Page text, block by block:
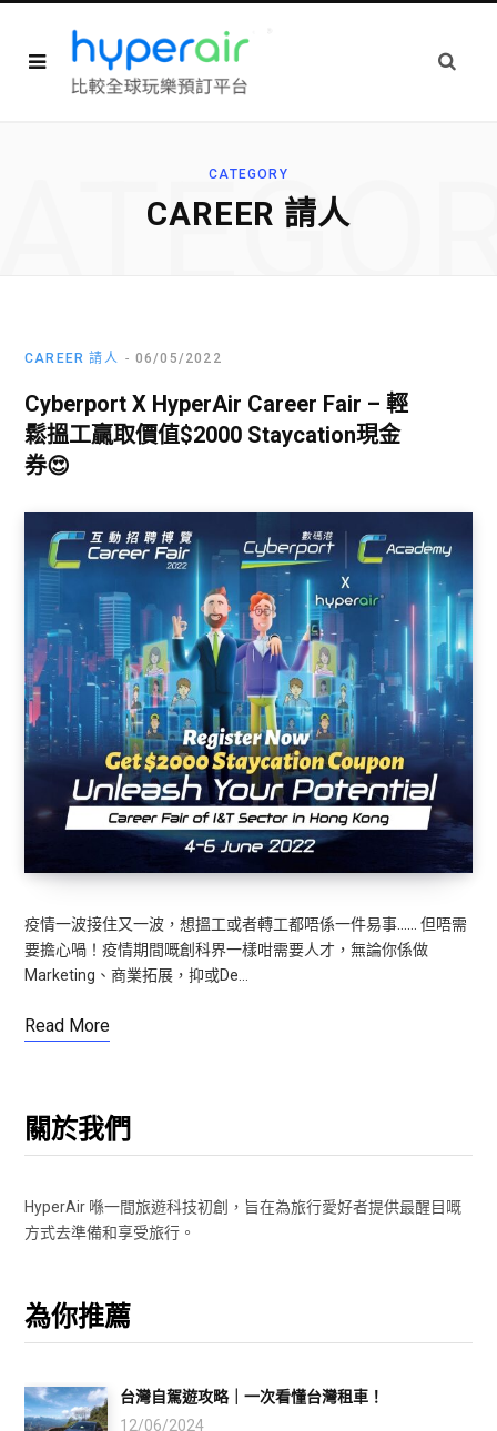
CATEGORY
CAREER 請人
CAREER 請人 06/05/2022
Cyberport X HyperAir Career Fair – 輕
鬆搵工贏取價值$2000 Staycation現金
券😍
疫情一波接住又一波，想搵工或者轉工都唔係一件易事…… 但唔需
要擔心喎！疫情期間嘅創科界一樣咁需要人才，無論你係做
Marketing、商業拓展，抑或De…
Read More
關於我們
HyperAir 喺一間旅遊科技初創，旨在為旅行愛好者提供最醒目嘅
方式去準備和享受旅行。
為你推薦
台灣自駕遊攻略｜一次看懂台灣租車！
12/06/2024